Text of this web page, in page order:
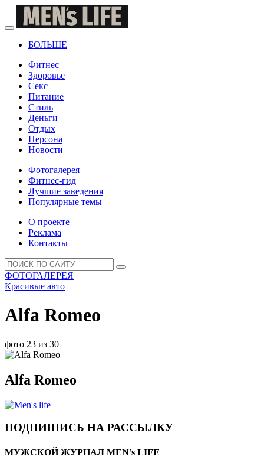
БОЛЬШЕ
Фитнес
Здоровье
Секс
Питание
Стиль
Деньги
Отдых
Персона
Новости
Фотогалерея
Фитнес-гид
Лучшие заведения
Популярные темы
О проекте
Реклама
Контакты
ФОТОГАЛЕРЕЯ
Красивые авто
Alfa Romeo
фото 23 из 30
Alfa Romeo
ПОДПИШИСЬ НА РАССЫЛКУ
МУЖСКОЙ ЖУРНАЛ MEN’s LIFE